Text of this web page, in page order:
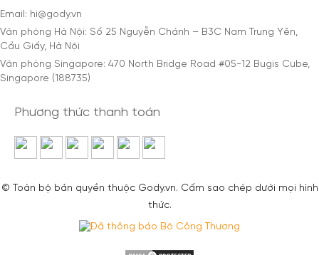
Email: hi@gody.vn
Văn phòng Hà Nội: Số 25 Nguyễn Chánh – B3C Nam Trung Yên,
Cầu Giấy, Hà Nội
Văn phòng Singapore: 470 North Bridge Road #05-12 Bugis Cube,
Singapore (188735)
Phương thức thanh toán
© Toàn bộ bản quyền thuộc Gody.vn. Cấm sao chép dưới mọi hình
thức.